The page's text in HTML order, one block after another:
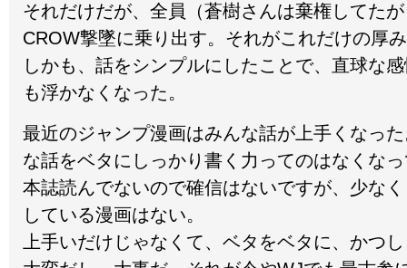
それだけだが、全員（蒼樹さんは棄権してた
CROW撃墜に乗り出す。それがこれだけの厚
しかも、話をシンプルにしたことで、直球な
も浮かなくなった。
最近のジャンプ漫画はみんな話が上手くなっ
な話をベタにしっかり書く力ってのはなくな
本誌読んでないので確信はないですが、少な
している漫画はない。
上手いだけじゃなくて、ベタをベタに、かつ